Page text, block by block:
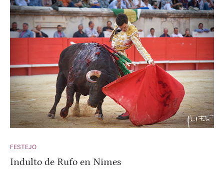
FESTEJO
Indulto de Rufo en Nimes